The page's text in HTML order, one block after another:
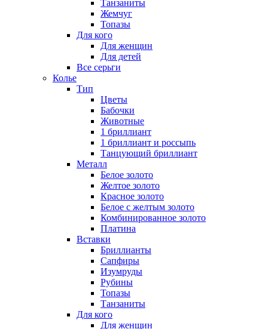
Танзаниты
Жемчуг
Топазы
Для кого
Для женщин
Для детей
Все серьги
Колье
Тип
Цветы
Бабочки
Животные
1 бриллиант
1 бриллиант и россыпь
Танцующий бриллиант
Металл
Белое золото
Желтое золото
Красное золото
Белое с желтым золото
Комбинированное золото
Платина
Вставки
Бриллианты
Сапфиры
Изумруды
Рубины
Топазы
Танзаниты
Для кого
Для женщин